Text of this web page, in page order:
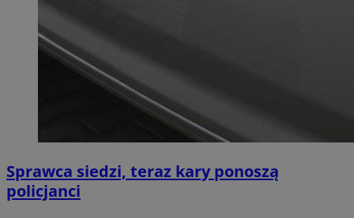
Sprawca siedzi, teraz kary ponoszą
policjanci